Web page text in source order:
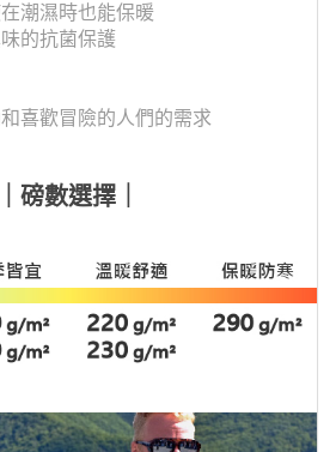
潮濕時也能保暖
的抗菌保護
喜歡冒險的人們的需求
｜磅數選擇｜